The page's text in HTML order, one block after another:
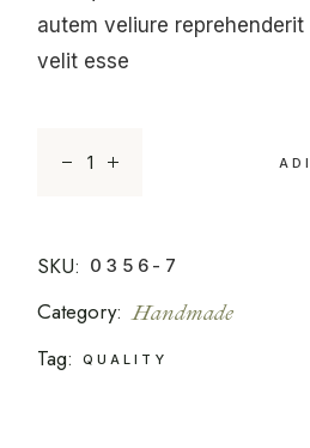
autem veliure
velit esse
SKU: 0356-7
Category: Handmade
Tag:
QUALITY